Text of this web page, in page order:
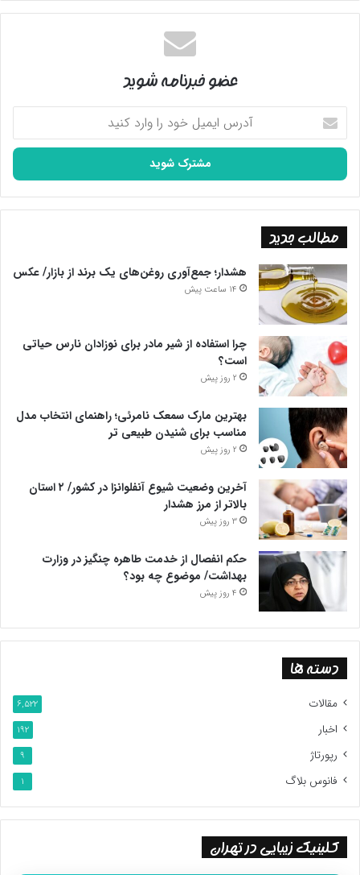
عضو خبرنامه شوید
آدرس
ایمیل
خود
وارد
کنید
مطالب جدید
هشدار؛ جمع‌آوری روغن‌های یک برند از بازار/ عکس
14 ساعت پیش
چرا استفاده از شیر مادر برای نوزادان نارس حیاتی
است؟
2 روز پیش
بهترین مارک سمعک نامرئی؛ راهنمای انتخاب مدل
مناسب برای شنیدن طبیعی تر
2 روز پیش
آخرین وضعیت شیوع آنفلوانزا در کشور/ ۲ استان
بالاتر از مرز هشدار
3 روز پیش
حکم انفصال از خدمت طاهره چنگیز در وزارت
بهداشت/ موضوع چه بود؟
4 روز پیش
دسته ها
مقالات 6,522
اخبار 192
رپورتاژ 9
فانوس بلاگ 1
کلینیک زیبایی در تهران